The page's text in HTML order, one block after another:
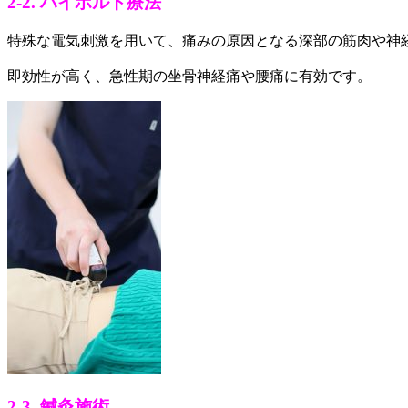
特殊な電気刺激を用いて、痛みの原因となる深部の筋肉や神
即効性が高く、急性期の坐骨神経痛や腰痛に有効です。